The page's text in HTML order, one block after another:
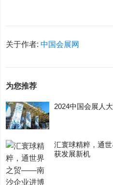
关于作者:中国会展网
为您推荐
2024中国会展人
汇寰球精粹，通
获发展新机